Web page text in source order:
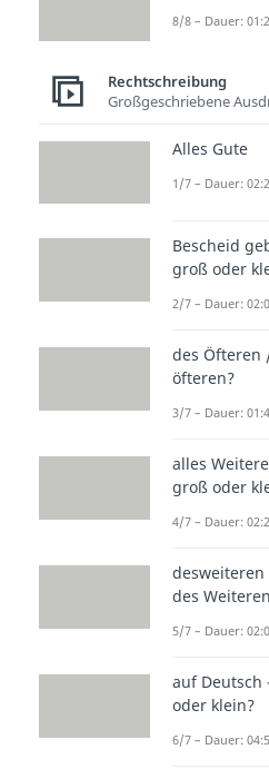
darfst du
Du
einen…,
du ein
Seiten
zählst
siehst du
habe
Zeit.
Zum
mich
8/8 – Dauer:
Rechtschreibung
Großgeschriebene
Alles Gute
1/7 – Dauer:
Bescheid
groß oder
2/7 – Dauer:
des Öfteren
öfteren?
3/7 – Dauer:
alles
groß oder
4/7 – Dauer:
desweiteren
des
5/7 – Dauer:
auf Deutsch
oder klein?
6/7 – Dauer: